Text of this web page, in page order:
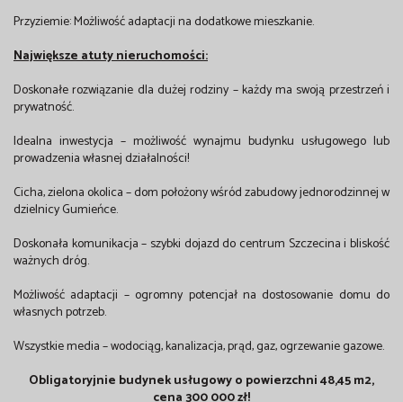
Przyziemie: Możliwość adaptacji na dodatkowe mieszkanie.
Największe atuty nieruchomości:
Doskonałe rozwiązanie dla dużej rodziny – każdy ma swoją przestrzeń i
prywatność.
Idealna inwestycja – możliwość wynajmu budynku usługowego lub
prowadzenia własnej działalności!
Cicha, zielona okolica – dom położony wśród zabudowy jednorodzinnej w
dzielnicy Gumieńce.
Doskonała komunikacja – szybki dojazd do centrum Szczecina i bliskość
ważnych dróg.
Możliwość adaptacji – ogromny potencjał na dostosowanie domu do
własnych potrzeb.
Wszystkie media – wodociąg, kanalizacja, prąd, gaz, ogrzewanie gazowe.
Obligatoryjnie budynek usługowy o powierzchni 48,45 m2,